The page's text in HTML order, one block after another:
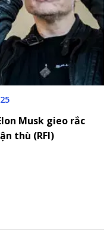
Musk gieo rắc
thù (RFI)